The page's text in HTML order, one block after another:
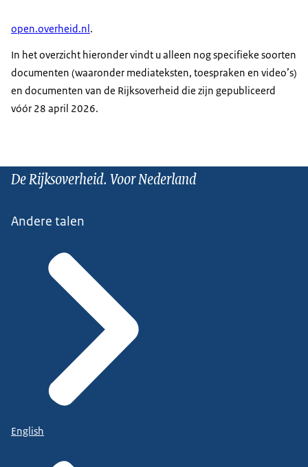
open.overheid.nl.
In het overzicht hieronder vindt u alleen nog specifieke soorten
documenten (waaronder mediateksten, toespraken en video’s)
en documenten van de Rijksoverheid die zijn gepubliceerd
vóór 28 april 2026.
De Rijksoverheid. Voor Nederland
Andere talen
English